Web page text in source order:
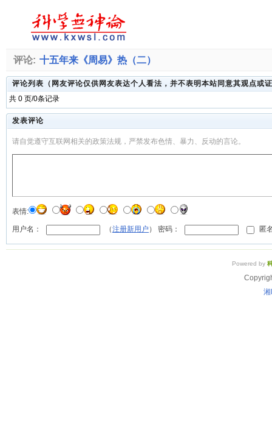
评论: 十五年来《周易》热（二）
评论列表（网友评论仅供网友表达个人看法，并不表明本站同意其观点或
共 0 页/0条记录
发表评论
请自觉遵守互联网相关的政策法规，严禁发布色情、暴力、反动的言论。
表情:
用户名： （注册新用户 ） 密码： 匿
Powered by